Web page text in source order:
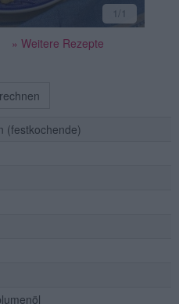
1 /1
» Weitere Rezepte
(festkochende)